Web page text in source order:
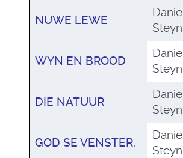
NUWE LEWE
Danie
Steyn
WYN EN BROOD
Danie
Steyn
DIE NATUUR
Danie
Steyn
GOD SE VENSTER.
Danie
Steyn